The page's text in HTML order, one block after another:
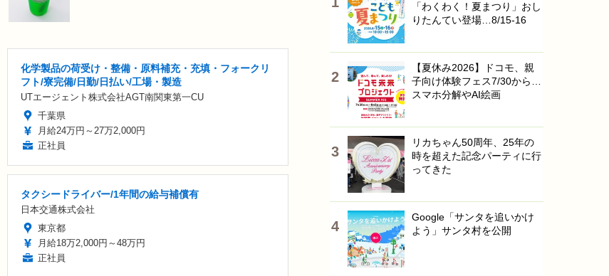
化学製品の荷受け・整備・原料補充・充填・フォークリ
フト/寮完備/日勤/日払い/工場・製造
UTエージェント株式会社AGT南関東第一CU
千葉県
月給24万円～27万2,000円
正社員
タクシードライバー/1年間の給与補償有
日本交通株式会社
東京都
月給18万2,000円～48万円
正社員
「わくわく！夏まつり」おし
りたんてい登場…8/15-16
【夏休み2026】ドコモ、親
子向け体験フェス7/30から…
スマホ分解やAI絵画
リカちゃん50周年、25年の
時を超えた記念パーティに行
ってきた
Google「サンタを追いかけ
よう」サンタ村を公開